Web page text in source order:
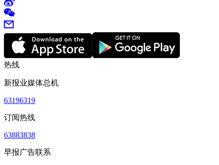
热线
新报业媒体总机
63196319
订阅热线
63883838
早报广告联系